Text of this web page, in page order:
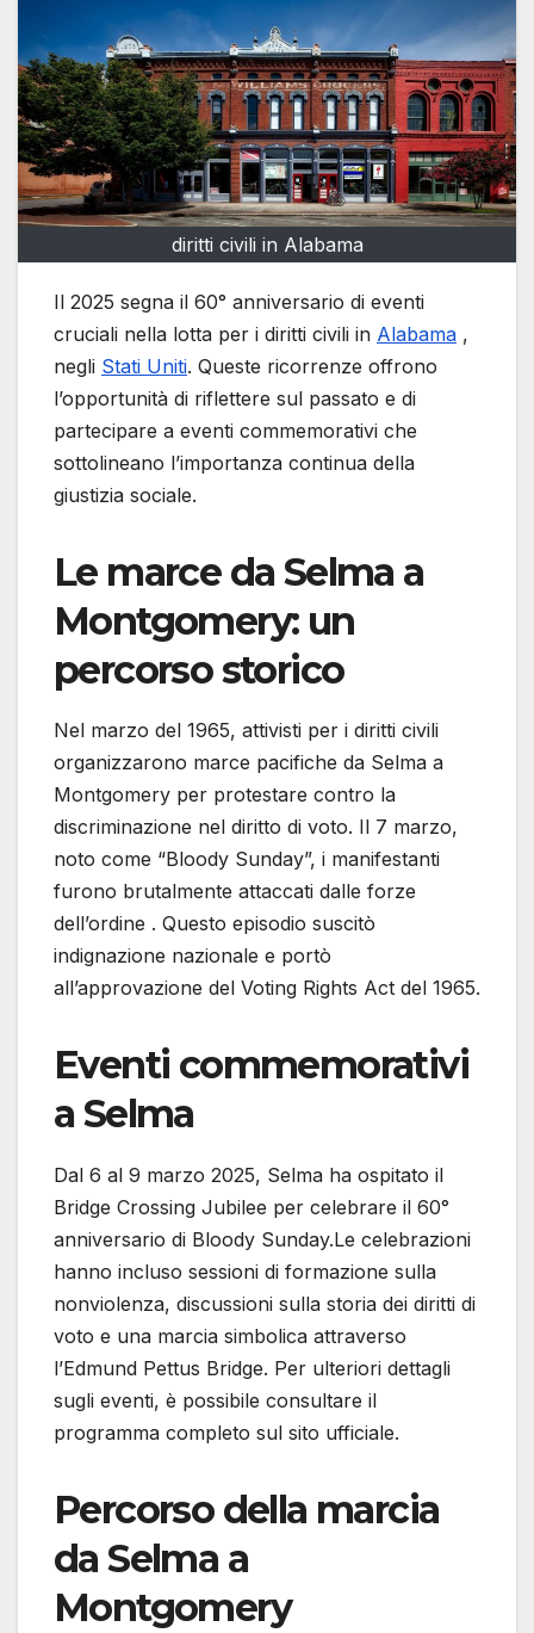
diritti civili in Alabama
Il 2025 segna il 60° anniversario di eventi
cruciali nella lotta per i diritti civili in Alabama ,
negli Stati Uniti. Queste ricorrenze offrono
l’opportunità di riflettere sul passato e di
partecipare a eventi commemorativi che
sottolineano l’importanza continua della
giustizia sociale.​
Le marce da Selma a
Montgomery: un
percorso storico
Nel marzo del 1965, attivisti per i diritti civili
organizzarono marce pacifiche da Selma a
Montgomery per protestare contro la
discriminazione nel diritto di voto. Il 7 marzo,
noto come “Bloody Sunday”, i manifestanti
furono brutalmente attaccati dalle forze
dell’ordine . Questo episodio suscitò
indignazione nazionale e portò
all’approvazione del Voting Rights Act del 1965.​
Eventi commemorativi
a Selma
Dal 6 al 9 marzo 2025, Selma ha ospitato il
Bridge Crossing Jubilee per celebrare il 60°
anniversario di Bloody Sunday.Le celebrazioni
hanno incluso sessioni di formazione sulla
nonviolenza, discussioni sulla storia dei diritti di
voto e una marcia simbolica attraverso
l’Edmund Pettus Bridge. Per ulteriori dettagli
sugli eventi, è possibile consultare il
programma completo sul sito ufficiale.
Percorso della marcia
da Selma a
Montgomery